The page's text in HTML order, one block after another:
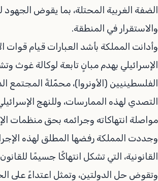
الضفة الغربية المحتلة، بما يقوض الجهود
والاستقرار في المنطقة.
وأدانت المملكة بأشد العبارات قيام قوات
الإسرائيلي بهدم مبانٍ تابعة لوكالة غوث
الفلسطينيين (الأونروا)، محمّلةً المجتمع
التصدي لهذه الممارسات، وللنهج
مواصلة انتهاكاته وجرائمه بحق منظمات
وجددت المملكة رفضها المطلق لهذه
القانونية، التي تشكل انتهاكًا جسيمًا
وتقوض حل الدولتين، وتمثل اعتداءً على